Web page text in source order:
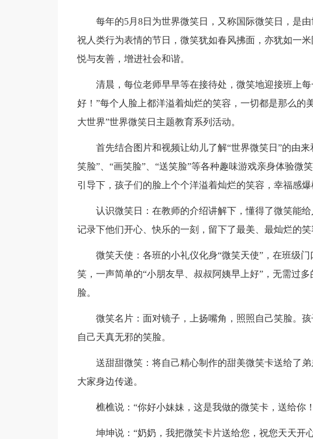
每年的5月8日为世界微笑日，又称国际微笑日，是
祝人类行为表情的节日，微笑犹如春风拂面，亦犹如一
悦与友善，增进社会和谐。
清晨，每位老师早早等在接待处，微笑地迎接班上
好！”每个人脸上都洋溢着灿烂的笑容，一切都是那么的
大世界”世界微笑日主题教育系列活动。
首先结合图片和视频让幼儿了解“世界微笑日”的由
笑脸”、“画笑脸”、“送笑脸”等各种趣味游戏亲身体验
引导下，孩子们的脸上个个洋溢着灿烂的笑容，幸福感爆
认识微笑日：在教师的介绍讲解下，懂得了微笑能
记录下他们开心、快乐的一刻，留下了最美、最灿烂的笑
微笑天使：各班的小礼仪化身“微笑天使”，在班级
笑，一声简单的“小朋友早、叔叔阿姨早上好”，无需过
脸。
微笑名片：面对镜子，上扬嘴角，照照自己笑脸。
自己天真无邪的笑脸。
送甜甜微笑：将自己精心制作的甜美微笑卡送给了
大家身边传递。
樵樵说：“你好小妹妹，这是我做的微笑卡，送给你！
坤坤说：“奶奶，我把微笑卡片送给您，祝您天天开